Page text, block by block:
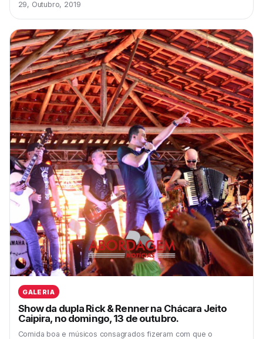
29, Outubro, 2019
GALERIA
Show da dupla Rick & Renner na Chácara Jeito
Caipira, no domingo, 13 de outubro.
Comida boa e músicos consagrados fizeram com que o